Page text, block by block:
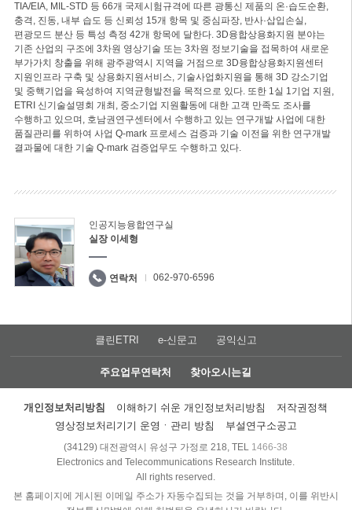
TIA/EIA, MIL-STD 등 66개 국제시험규격에 따른 광통신 제품의 온·습도순환,
충격, 진동, 내부 습도 등 신뢰성 15개 항목 및 중심파장, 반사·삽입손실,
편광모드 분산 등 특성 측정 42개 항목에 달한다. 3D융합상용화지원 분야는
기존 산업의 구조에 3차원 영상기술 또는 3차원 정보기술을 접목하여 새로운
부가가치 창출을 위해 광주광역시 지역을 거점으로 3D융합상용화지원센터
지원인프라 구축 및 상용화지원서비스, 기술사업화지원을 통해 3D 강소기업
및 중핵기업을 육성하여 지역균형발전을 목적으로 있다. 또한 1실 1기업 지원,
ETRI 신기술설명회 개최, 중소기업 지원활동에 대한 고객 만족도 조사를
수행하고 있으며, 호남권연구센터에서 수행하고 있는 연구개발 사업에 대한
품질관리를 위하여 사업 Q-mark 프로세스 검증과 기술 이전을 위한 연구개발
결과물에 대한 기술 Q-mark 검증업무도 수행하고 있다.
인공지능융합연구실
실장 이세형
연락처 062-970-6596
클린ETRI e-신문고 공익신고
주요업무연락처 찾아오시는길
개인정보처리방침 이해하기 쉬운 개인정보처리방침
저작권정책
영상정보처리기기 운영ㆍ관리 방침
부설연구소공고
(34129) 대전광역시 유성구 가정로 218, TEL 1466-38
Electronics and Telecommunications Research Institute.
All rights reserved.
본 홈페이지에 게시된 이메일 주소가 자동수집되는 것을 거부하며, 이를 위반시